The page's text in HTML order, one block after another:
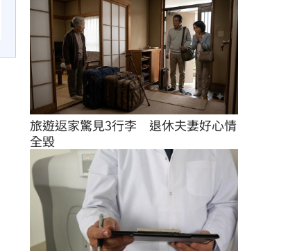
旅遊返家驚見3行李　退休夫妻好心情
全毀